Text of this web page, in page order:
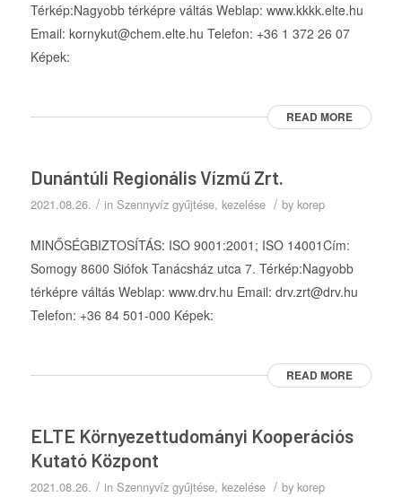
Térkép:Nagyobb térképre váltás Weblap: www.kkkk.elte.hu
Email: kornykut@chem.elte.hu Telefon: +36 1 372 26 07
Képek:
READ MORE
Dunántúli Regionális Vízmű Zrt.
2021.08.26. / in Szennyvíz gyűjtése, kezelése / by korep
MINŐSÉGBIZTOSÍTÁS: ISO 9001:2001; ISO 14001Cím:
Somogy 8600 Siófok Tanácsház utca 7. Térkép:Nagyobb
térképre váltás Weblap: www.drv.hu Email: drv.zrt@drv.hu
Telefon: +36 84 501-000 Képek:
READ MORE
ELTE Környezettudományi Kooperációs
Kutató Központ
2021.08.26. / in Szennyvíz gyűjtése, kezelése / by korep